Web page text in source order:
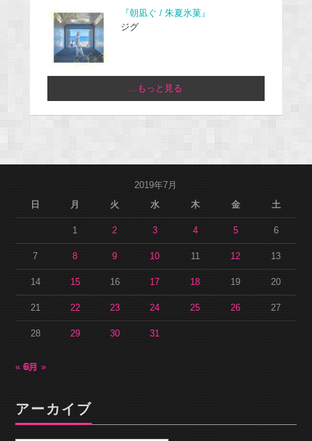
『朝凪ぐ / 朱夏氷菓』
ジグ
...もっと見る
2019年7月
日
月 火 水 木 金 土
1 2 3 4 5 6
7 8 9 10 11 12 13
14 15 16 17 18 19 20
21 22 23 24 25 26 27
28 29 30 31
« 6月8月 »
アーカイブ